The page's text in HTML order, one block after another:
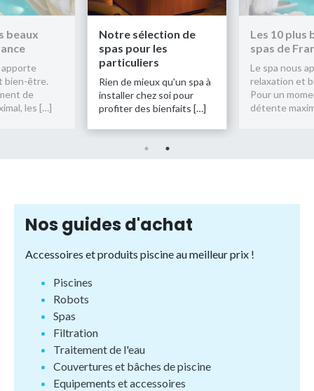
beaux
apporte
bien-être.
de
les […]
Notre sélection de
spas pour les
particuliers
Rien de mieux qu'un spa à
installer chez soi pour
profiter des bienfaits […]
Les 10 plus
spas de
Le spa nous
relaxation et
Pour un
détente
Nos guides d'achat
Accessoires et produits piscine au meilleur prix !
Piscines
Robots
Spas
Filtration
Traitement de l'eau
Couvertures et bâches de piscine
Equipements et accessoires